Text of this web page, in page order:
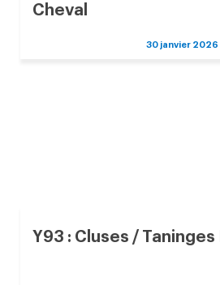
Cheval
30 janvier 2026
Y93 : Cluses / Taninges